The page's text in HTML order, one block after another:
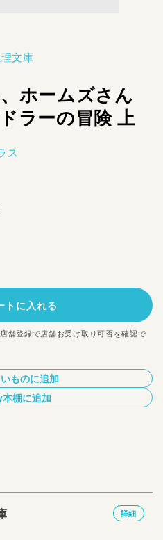
文庫
ホームズさん
ラーの冒険 上
ス
トに入れる
舗登録で店舗お受け取り可否を確認で
ものに追加
本棚に追加
詳細